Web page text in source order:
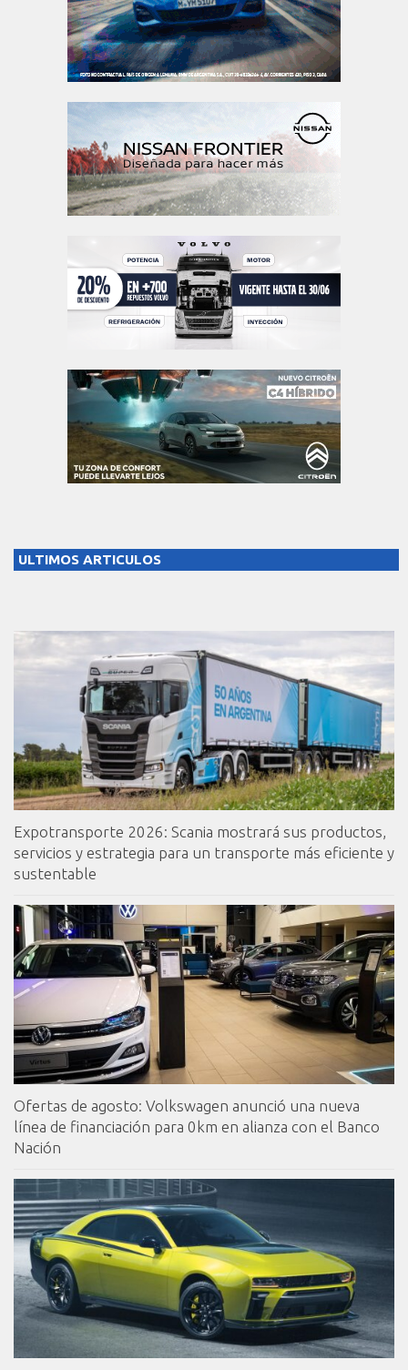
ULTIMOS ARTICULOS
Expotransporte 2026: Scania mostrará sus productos,
servicios y estrategia para un transporte más eficiente y
sustentable
Ofertas de agosto: Volkswagen anunció una nueva
línea de financiación para 0km en alianza con el Banco
Nación